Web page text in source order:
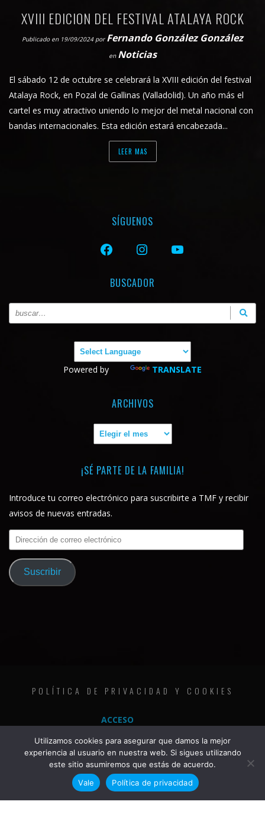
XVIII EDICION DEL FESTIVAL ATALAYA ROCK
Publicado en 19/09/2024 por Fernando González González
en Noticias
El sábado 12 de octubre se celebrará la XVIII edición del festival
Atalaya Rock, en Pozal de Gallinas (Valladolid). Un año más el
cartel es muy atractivo uniendo lo mejor del metal nacional con
bandas internacionales. Esta edición estará encabezada...
LEER MAS
SÍGUENOS
FACEBOOKINSTAGRAMYOUTUBE
BUSCADOR
Powered by TRANSLATE
ARCHIVOS
Archivos
¡SÉ PARTE DE LA FAMILIA!
Introduce tu correo electrónico para suscribirte a TMF y recibir
avisos de nuevas entradas.
Dirección
de
correo
electrónico
Suscribir
POLÍTICA DE PRIVACIDAD Y COOKIES
ACCESO
COPYRIGHT © 2020 | THE METAL FAMILY | ALL RIGHTS RESERVED | JKG DESIGN
Utilizamos cookies para asegurar que damos la mejor
experiencia al usuario en nuestra web. Si sigues utilizando
este sitio asumiremos que estás de acuerdo.
Vale
Política de privacidad